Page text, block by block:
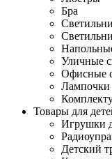
Бра
Уличные
Офисные
Лампочки
Товары для
Игрушки
Детский